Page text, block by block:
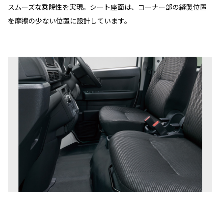
スムーズな乗降性を実現。シート座面は、コーナー部の縫製位置
を摩擦の少ない位置に設計しています。